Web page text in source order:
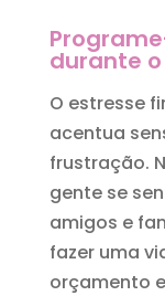
durante
O estresse
acentua
frustração.
gente se
amigos e
fazer uma
orçamento